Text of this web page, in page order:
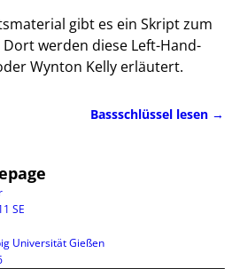
gibt es ein Skript zum
werden diese Left-Hand-
Wynton Kelly erläutert.
Bassschlüssel lesen →
SE
Universität Gießen